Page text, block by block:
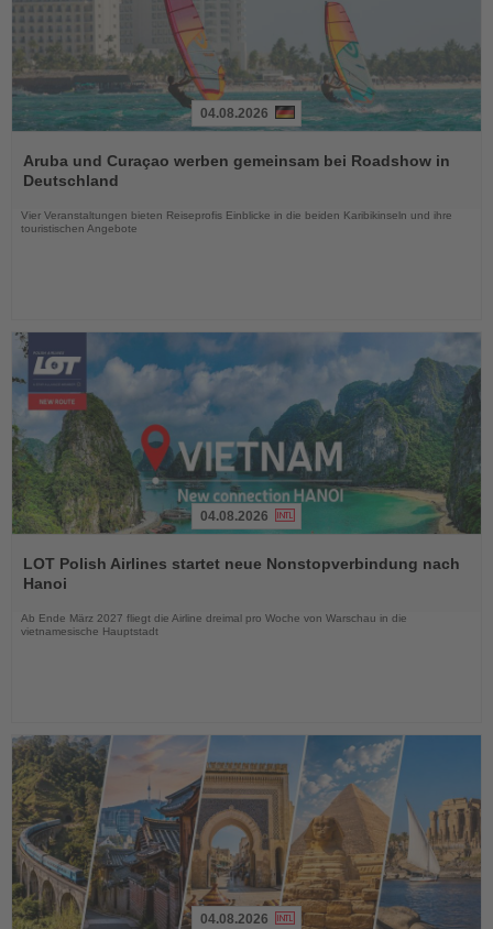
Sie
die
04.08.2026
Aruba und Curaçao werben gemeinsam bei Roadshow in
Deutschland
Vier Veranstaltungen bieten Reiseprofis Einblicke in die beiden Karibikinseln und ihre
touristischen Angebote
Sie
die
04.08.2026
LOT Polish Airlines startet neue Nonstopverbindung nach
Hanoi
Ab Ende März 2027 fliegt die Airline dreimal pro Woche von Warschau in die
vietnamesische Hauptstadt
04.08.2026